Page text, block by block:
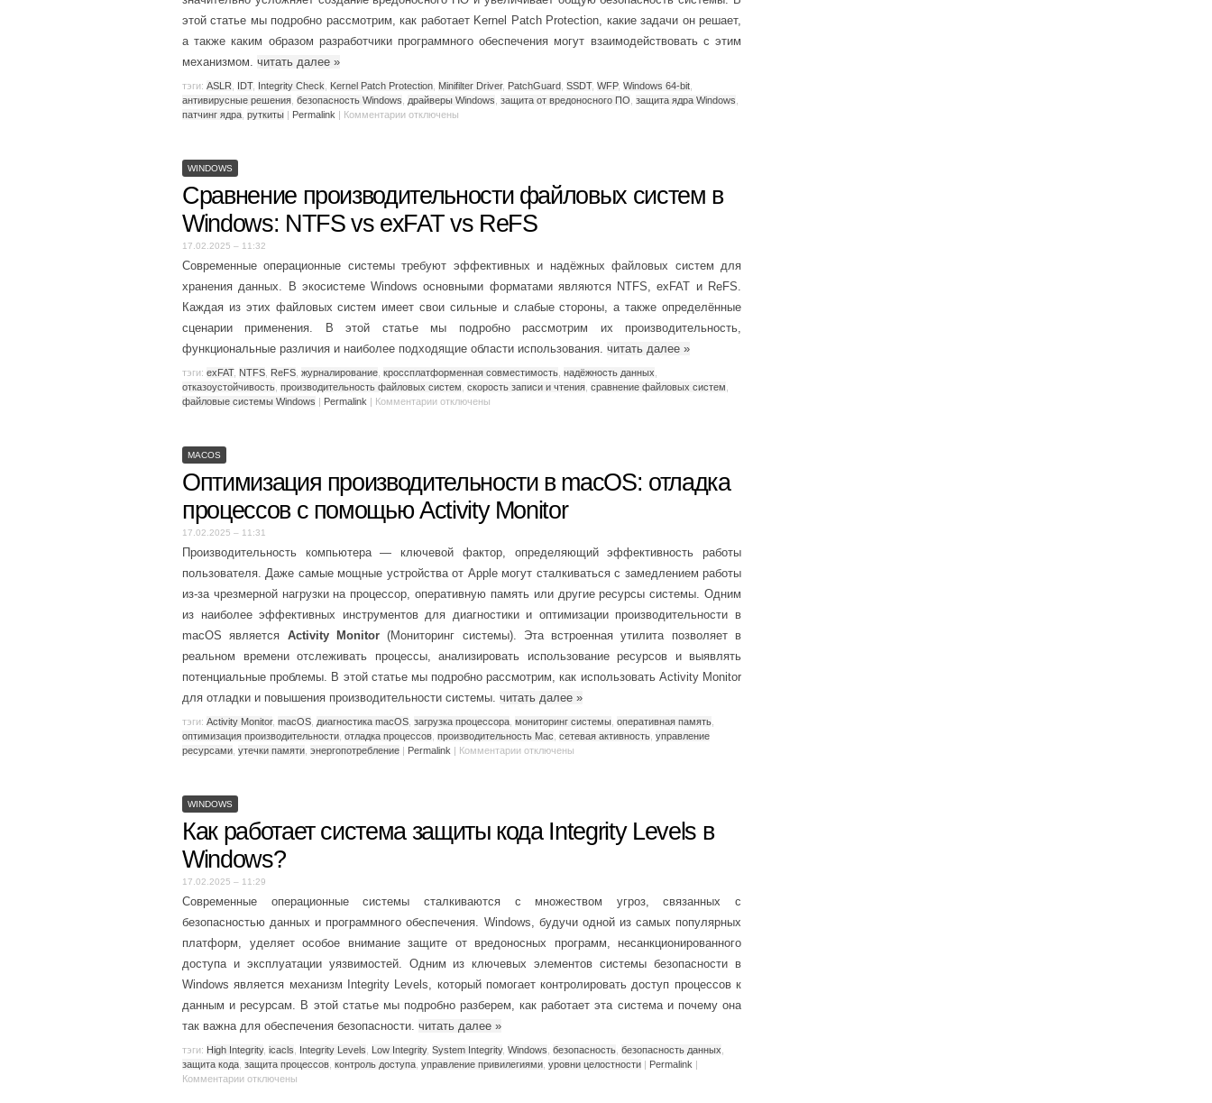
этой статье мы подробно рассмотрим, как работает Kernel Patch Protection, какие задачи он решает,
а также каким образом разработчики программного обеспечения могут взаимодействовать с этим
механизмом. читать далее »
тэги: ASLR IDT, Integrity Check Kernel Patch Protection Minifilter Driver, PatchGuard SSDT, WFP, Windows 64-bit
антивирусные решения безопасность Windows драйверы Windows защита от вредоносного ПО защита ядра Windows
патчинг ядра руткиты | Permalink | Комментарии отключены
WINDOWS
Сравнение производительности файловых систем в
Windows: NTFS vs exFAT vs ReFS
17.02.2025 – 11:32
Современные операционные системы требуют эффективных и надёжных файловых систем для
хранения данных. В экосистеме Windows основными форматами являются NTFS, exFAT и ReFS.
Каждая из этих файловых систем имеет свои сильные и слабые стороны, а также определённые
сценарии применения. В этой статье мы подробно рассмотрим их производительность,
функциональные различия и наиболее подходящие области использования. читать далее »
тэги: exFAT, NTFS ReFS журналирование кроссплатформенная совместимость надёжность данных
отказоустойчивость производительность файловых систем скорость записи и чтения сравнение файловых систем
файловые системы Windows | Permalink | Комментарии отключены
MACOS
Оптимизация производительности в macOS: отладка
процессов с помощью Activity Monitor
17.02.2025 – 11:31
Производительность компьютера — ключевой фактор, определяющий эффективность работы
пользователя. Даже самые мощные устройства от Apple могут сталкиваться с замедлением работы
из-за чрезмерной нагрузки на процессор, оперативную память или другие ресурсы системы. Одним
из наиболее эффективных инструментов для диагностики и оптимизации производительности в
macOS является Activity Monitor(Мониторинг системы). Эта встроенная утилита позволяет в
реальном времени отслеживать процессы, анализировать использование ресурсов и выявлять
потенциальные проблемы. В этой статье мы подробно рассмотрим, как использовать Activity Monitor
для отладки и повышения производительности системы. читать далее »
тэги: Activity Monitor, macOS диагностика macOS загрузка процессора мониторинг системы оперативная память
оптимизация производительности отладка процессов производительность Mac сетевая активность управление
ресурсами утечки памяти энергопотребление | Permalink | Комментарии отключены
WINDOWS
Как работает система защиты кода Integrity Levels в
Windows?
17.02.2025 – 11:29
Современные операционные системы сталкиваются с множеством угроз, связанных с
безопасностью данных и программного обеспечения. Windows, будучи одной из самых популярных
платформ, уделяет особое внимание защите от вредоносных программ, несанкционированного
доступа и эксплуатации уязвимостей. Одним из ключевых элементов системы безопасности в
Windows является механизм Integrity Levels, который помогает контролировать доступ процессов к
данным и ресурсам. В этой статье мы подробно разберем, как работает эта система и почему она
так важна для обеспечения безопасности. читать далее »
тэги: High Integrity, icacls Integrity Levels Low Integrity, System Integrity, Windows безопасность безопасность данных
защита кода защита процессов контроль доступа управление привилегиями уровни целостности | Permalink |
Комментарии отключены